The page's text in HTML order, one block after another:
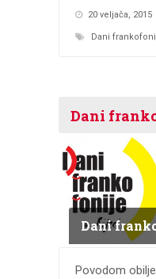
20 veljača, 2015
Dani
Dani
Dani
Povodom